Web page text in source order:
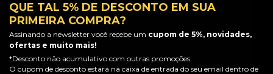
QUE TAL 5% DE DESCONTO EM SUA
PRIMEIRA COMPRA?
Assinando a newsletter você recebe um cupom de 5%, novidades,
ofertas e muito mais!
*Desconto não acumulativo com outras promoções.
O cupom de desconto estará na caixa de entrada do seu email dentro de